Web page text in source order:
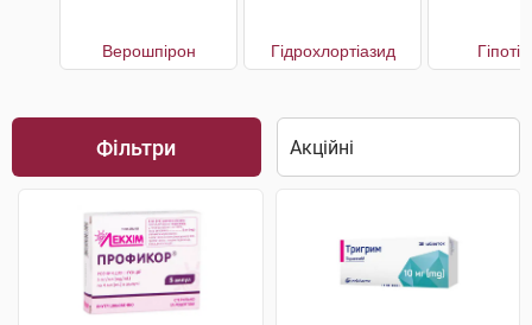
Верошпірон Гідрохлортіазид
Фільтри